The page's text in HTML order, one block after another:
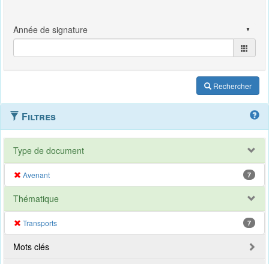
Rechercher
Filtres
Type de document
Avenant 7
Thématique
Transports 7
Mots clés